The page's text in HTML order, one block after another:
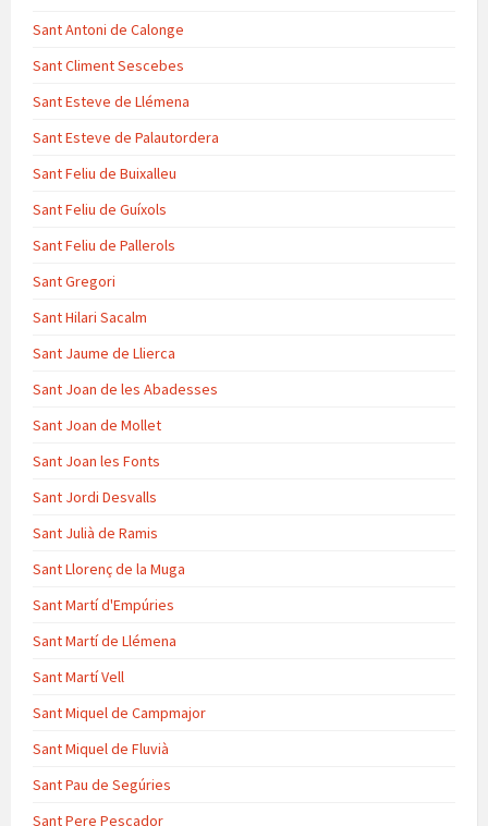
Sant Antoni de Calonge
Sant Climent Sescebes
Sant Esteve de Llémena
Sant Esteve de Palautordera
Sant Feliu de Buixalleu
Sant Feliu de Guíxols
Sant Feliu de Pallerols
Sant Gregori
Sant Hilari Sacalm
Sant Jaume de Llierca
Sant Joan de les Abadesses
Sant Joan de Mollet
Sant Joan les Fonts
Sant Jordi Desvalls
Sant Julià de Ramis
Sant Llorenç de la Muga
Sant Martí d'Empúries
Sant Martí de Llémena
Sant Martí Vell
Sant Miquel de Campmajor
Sant Miquel de Fluvià
Sant Pau de Segúries
Sant Pere Pescador